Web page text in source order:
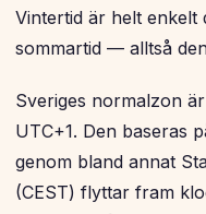
Vintertid är helt enkelt
sommartid — alltså
Sveriges normalzon är
UTC+1. Den baseras
genom bland annat
(CEST) flyttar fram